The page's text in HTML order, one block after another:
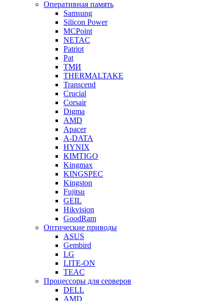
Оперативная память
Samsung
Silicon Power
MCPoint
NETAC
Patriot
Pat
ТМИ
THERMALTAKE
Transcend
Crucial
Corsair
Digma
AMD
Apacer
A-DATA
HYNIX
KIMTIGO
Kingmax
KINGSPEC
Kingston
Fujitsu
GEIL
Hikvision
GoodRam
Оптические приводы
ASUS
Gembird
LG
LITE-ON
TEAC
Процессоры для серверов
DELL
AMD